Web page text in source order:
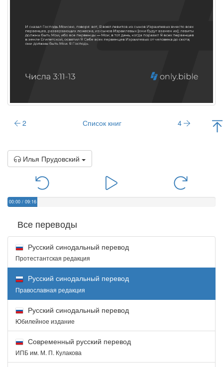
2 Список книг 4
Илья Прудовский
00:00 / 09:16
Все переводы
Русский синодальный перевод
Протестантская редакция
Русский синодальный перевод
Православная редакция
Русский синодальный перевод
Юбилейное издание
Современный русский перевод
ИПБ им. М. П. Кулакова